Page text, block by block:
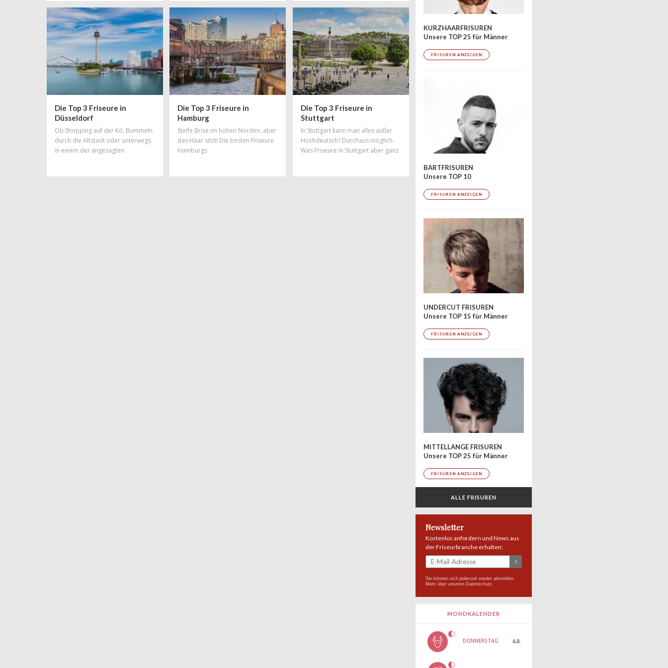
Rechnung tragen, als mit einer total
schicken, neuen Trendfrisur!
Friseursalons gibt es in München zu
Hauf aber welcher ist der richtige?
Unsere Liste an Top-Friseuren
erleichtert euch die Qual der Wahl.
Angelegenheiten hat die
Hauptstadt die Nase vorn – mit
Salons, in denen Trends geboren
werden und wo sich Styles und
Stylisten aus der ganzen Welt feiern
lassen. Hier findet ihr Salons, die zu
den
Die Top 3 Friseure in
Düsseldorf
Ob Shopping auf der Kö, Bummeln
durch die Altstadt oder unterwegs
in einem der angesagten
Die Top 3 Friseure in
Hamburg
Steife Brise im hohen Norden, aber
das Haar sitzt! Die besten Friseure
Hamburgs
Die Top 3 Friseure in
Stuttgart
In Stuttgart kann man alles außer
Hochdeutsch? Durchaus möglich.
Was Friseure in Stuttgart aber ganz
KURZHAARFRISUREN
Unsere TOP 25 für Männer
FRISUREN ANZEIGEN
BARTFRISUREN
Unsere TOP 10
FRISUREN ANZEIGEN
UNDERCUT FRISUREN
Unsere TOP 15 für Männer
FRISUREN ANZEIGEN
MITTELLANGE FRISUREN
Unsere TOP 25 für Männer
FRISUREN ANZEIGEN
ALLE FRISUREN
Newsletter
Kostenlos anfordern und News aus
der Friseurbranche erhalten:
Sie können sich jederzeit wieder abmelden.
Mehr über unseren Datenschutz.
MONDKALENDER
DONNERSTAG 6.8.